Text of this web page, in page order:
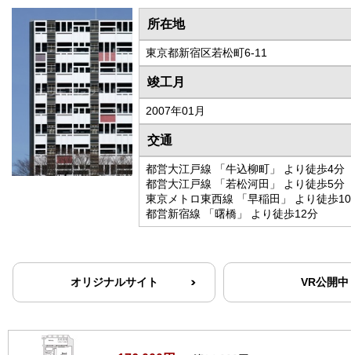
所在地
東京都新宿区若松町6-11
竣工月
2007年01月
交通
都営大江戸線 「牛込柳町」 より徒歩4分
都営大江戸線 「若松河田」 より徒歩5分
東京メトロ東西線 「早稲田」 より徒歩
都営新宿線 「曙橋」 より徒歩12分
オリジナルサイト VR公開中